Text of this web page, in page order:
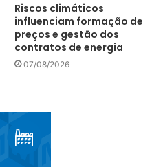
Riscos climáticos
influenciam formação de
preços e gestão dos
contratos de energia
07/08/2026